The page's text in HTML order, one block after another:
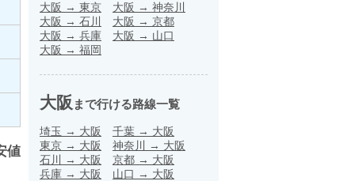
値
大阪 → 東京 大阪 → 神奈川
大阪 → 石川 大阪 → 京都
大阪 → 兵庫 大阪 → 山口
大阪 → 福岡
大阪 まで行ける路線一覧
埼玉 → 大阪 千葉 → 大阪
東京 → 大阪 神奈川 → 大阪
石川
→ 大阪 京都 → 大阪
兵庫 → 大阪 山口 → 大阪